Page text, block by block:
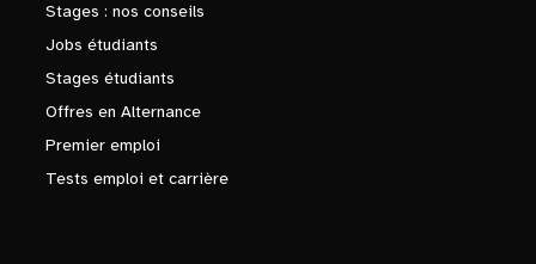
Stages : nos conseils
Jobs étudiants
Stages étudiants
Offres en Alternance
Premier emploi
Tests emploi et carrière